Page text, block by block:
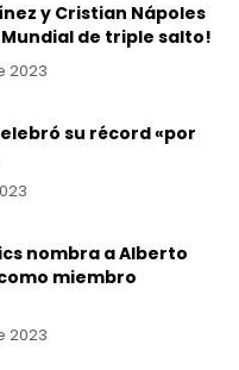
y Cristian Nápoles
de triple salto!
2023
su récord «por
nombra a Alberto
miembro
2023